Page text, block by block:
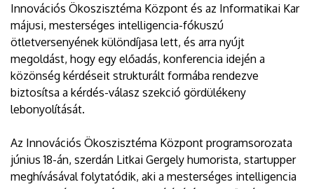
Innovációs Ökoszisztéma Központ és az Informatikai Kar
májusi, mesterséges intelligencia-fókuszú
ötletversenyének különdíjasa lett, és arra nyújt
megoldást, hogy egy előadás, konferencia idején a
közönség kérdéseit strukturált formába rendezve
biztosítsa a kérdés-válasz szekció gördülékeny
lebonyolítását.
Az Innovációs Ökoszisztéma Központ programsorozata
június 18-án, szerdán Litkai Gergely humorista, startupper
meghívásával folytatódik, aki a mesterséges intelligencia